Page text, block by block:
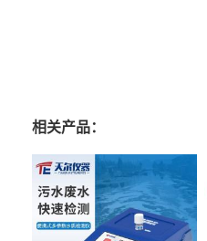
相关产品：